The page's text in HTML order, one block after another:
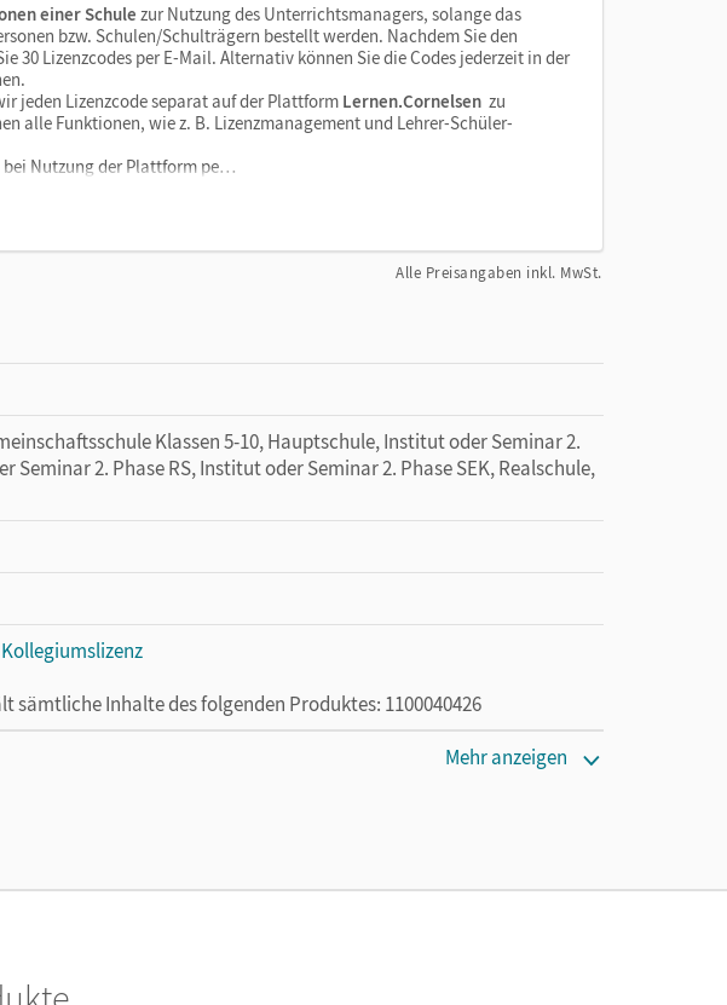
einer Schule zur Nutzung des Unterrichtsmanagers, solange das
bzw. Schulen/Schulträgern bestellt werden. Nachdem Sie den
30 Lizenzcodes per E-Mail. Alternativ können Sie die Codes jederzeit in der
jeden Lizenzcode separat auf der Plattform Lernen.Cornelsen zu
alle Funktionen, wie z. B. Lizenzmanagement und Lehrer-Schüler-
Nutzung der Plattform pe…
Alle Preisangaben inkl. MwSt.
Klassen 5-10, Hauptschule, Institut oder Seminar 2.
Seminar 2. Phase RS, Institut oder Seminar 2. Phase SEK, Realschule,
sämtliche Inhalte des folgenden Produktes: 1100040426
einer Schule die Nutzung des Unterrichtsmanagers solange das
Mehr anzeigen